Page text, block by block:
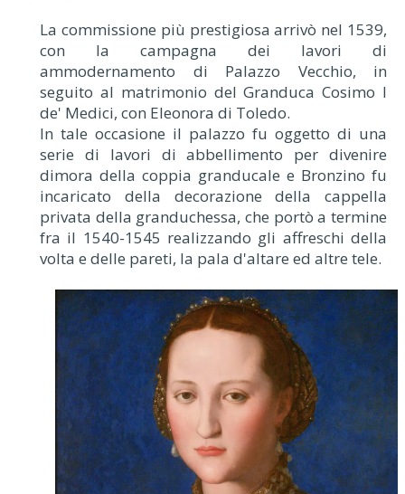
La commissione più prestigiosa arrivò nel 1539,
con la campagna dei lavori di
ammodernamento di Palazzo Vecchio, in
seguito al matrimonio del Granduca Cosimo I
de' Medici, con Eleonora di Toledo.
In tale occasione il palazzo fu oggetto di una
serie di lavori di abbellimento per divenire
dimora della coppia granducale e Bronzino fu
incaricato della decorazione della cappella
privata della granduchessa, che portò a termine
fra il 1540-1545 realizzando gli affreschi della
volta e delle pareti, la pala d'altare ed altre tele.